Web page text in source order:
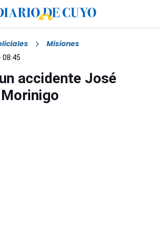
Misiones
08:45
accidente José